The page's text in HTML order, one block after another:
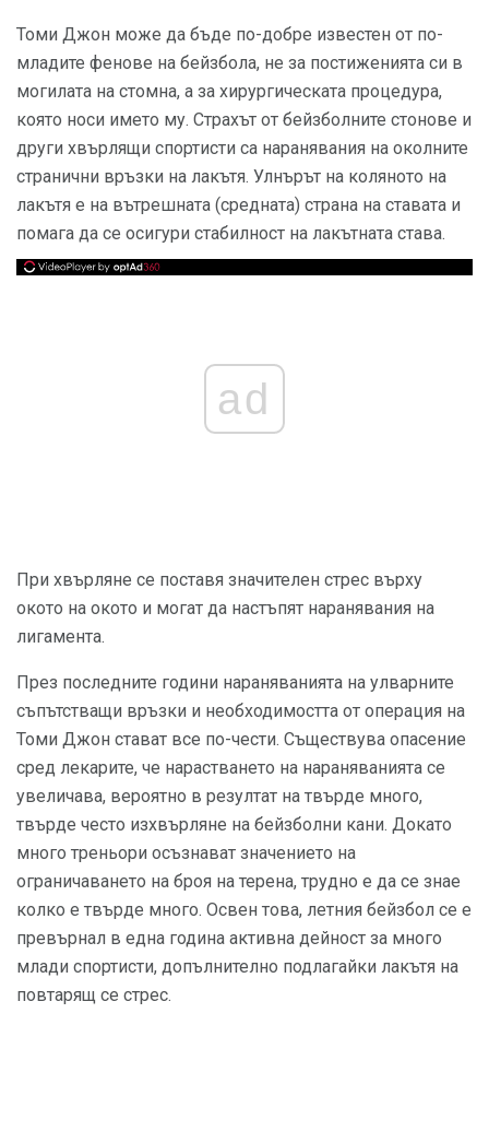
Томи Джон може да бъде по-добре известен от по-
младите фенове на бейзбола, не за постиженията си в
могилата на стомна, а за хирургическата процедура,
която носи името му. Страхът от бейзболните стонове и
други хвърлящи спортисти са наранявания на околните
странични връзки на лакътя. Улнърът на коляното на
лакътя е на вътрешната (средната) страна на ставата и
помага да се осигури стабилност на лакътната става.
ad
При хвърляне се поставя значителен стрес върху
окото на окото и могат да настъпят наранявания на
лигамента.
През последните години нараняванията на улварните
съпътстващи връзки и необходимостта от операция на
Томи Джон стават все по-чести. Съществува опасение
сред лекарите, че нарастването на нараняванията се
увеличава, вероятно в резултат на твърде много,
твърде често изхвърляне на бейзболни кани. Докато
много треньори осъзнават значението на
ограничаването на броя на терена, трудно е да се знае
колко е твърде много. Освен това, летния бейзбол се е
превърнал в една година активна дейност за много
млади спортисти, допълнително подлагайки лакътя на
повтарящ се стрес.